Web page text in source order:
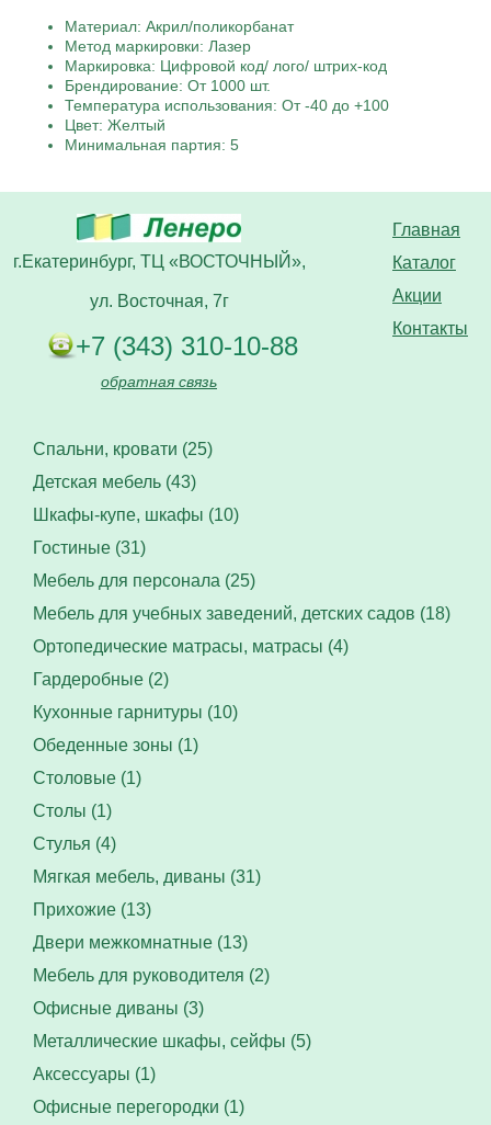
Материал: Акрил/поликорбанат
Метод маркировки: Лазер
Маркировка: Цифровой код/ лого/ штрих-код
Брендирование: От 1000 шт.
Температура использования: От -40 до +100
Цвет: Желтый
Минимальная партия: 5
Главная
Каталог
Акции
Контакты
г.Екатеринбург, ТЦ «ВОСТОЧНЫЙ»,
ул. Восточная, 7г
+7 (343) 310-10-88
обратная связь
Спальни, кровати (25)
Детская мебель (43)
Шкафы-купе, шкафы (10)
Гостиные (31)
Мебель для персонала (25)
Мебель для учебных заведений, детских садов (18)
Ортопедические матрасы, матрасы (4)
Гардеробные (2)
Кухонные гарнитуры (10)
Обеденные зоны (1)
Столовые (1)
Столы (1)
Стулья (4)
Мягкая мебель, диваны (31)
Прихожие (13)
Двери межкомнатные (13)
Мебель для руководителя (2)
Офисные диваны (3)
Металлические шкафы, сейфы (5)
Аксессуары (1)
Офисные перегородки (1)